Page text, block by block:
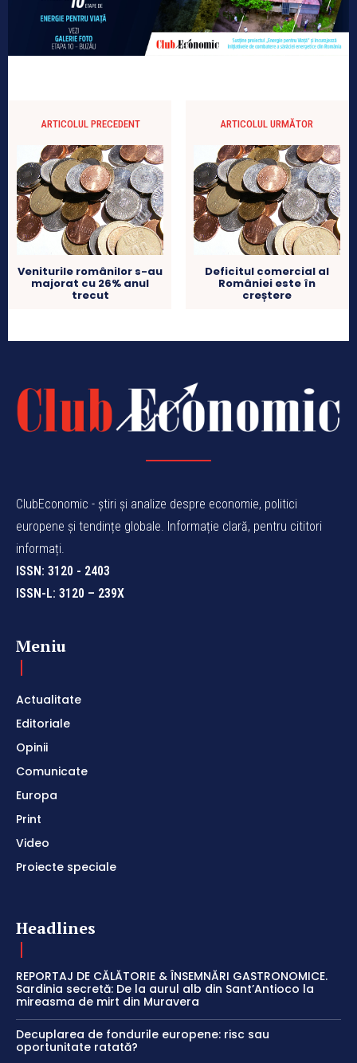
ARTICOLUL PRECEDENT
Veniturile românilor s-au
majorat cu 26% anul
trecut
ARTICOLUL URMĂTOR
Deficitul comercial al
României este în
creștere
ClubEconomic - știri și analize despre economie, politici
europene și tendințe globale. Informație clară, pentru cititori
informați.
ISSN: 3120 - 2403
ISSN-L: 3120 – 239X
Meniu
Actualitate
Editoriale
Opinii
Comunicate
Europa
Print
Video
Proiecte speciale
Headlines
REPORTAJ DE CĂLĂTORIE & ÎNSEMNĂRI GASTRONOMICE.
Sardinia secretă: De la aurul alb din Sant’Antioco la
mireasma de mirt din Muravera
Decuplarea de fondurile europene: risc sau
oportunitate ratată?